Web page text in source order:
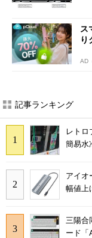
ス
り
AD
記事ランキング
レト
簡易水
アイオ
幅値上
三陽合
ード「